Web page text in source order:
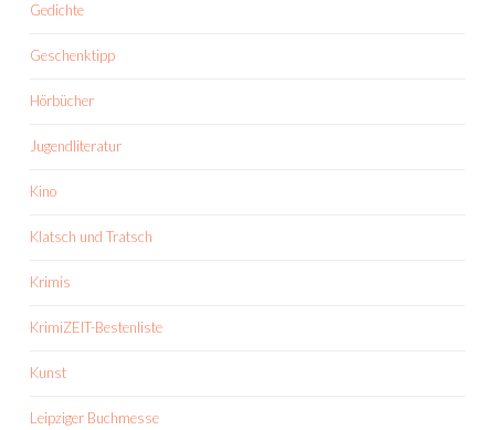
Gedichte
Geschenktipp
Hörbücher
Jugendliteratur
Kino
Klatsch und Tratsch
Krimis
KrimiZEIT-Bestenliste
Kunst
Leipziger Buchmesse